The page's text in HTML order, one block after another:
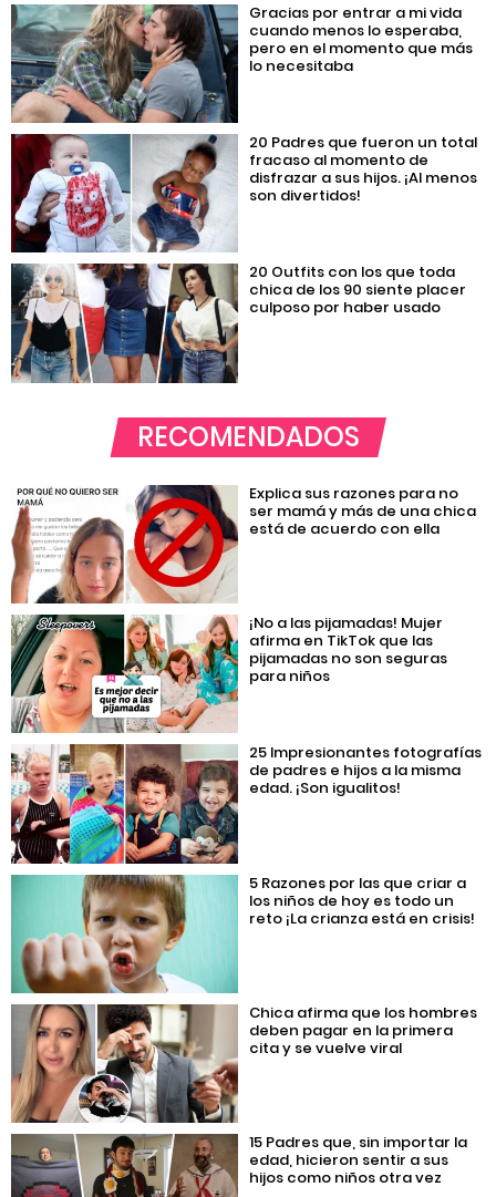
Gracias por entrar a mi vida
cuando menos lo esperaba,
pero en el momento que más
lo necesitaba
20 Padres que fueron un total
fracaso al momento de
disfrazar a sus hijos. ¡Al menos
son divertidos!
20 Outfits con los que toda
chica de los 90 siente placer
culposo por haber usado
RECOMENDADOS
Explica sus razones para no
ser mamá y más de una chica
está de acuerdo con ella
¡No a las pijamadas! Mujer
afirma en TikTok que las
pijamadas no son seguras
para niños
25 Impresionantes fotografías
de padres e hijos a la misma
edad. ¡Son igualitos!
5 Razones por las que criar a
los niños de hoy es todo un
reto ¡La crianza está en crisis!
Chica afirma que los hombres
deben pagar en la primera
cita y se vuelve viral
15 Padres que, sin importar la
edad, hicieron sentir a sus
hijos como niños otra vez